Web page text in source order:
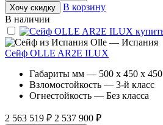
Хочу скидку
В корзину
В наличии
Olle — Испания
Сейф OLLE AR2E ILUX
Габариты мм — 500 x 450 x 450
Взломостойкость — 3-й класс
Огнестойкость — Без класса
2 563 519 ₽ 2 537 900 ₽